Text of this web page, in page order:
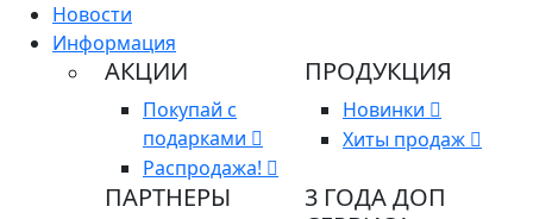
Новости
Информация
АКЦИИ
Покупай с
подарками
Распродажа!
ПРОДУКЦИЯ
Новинки
Хиты продаж
ПАРТНЕРЫ
3 ГОДА ДОП